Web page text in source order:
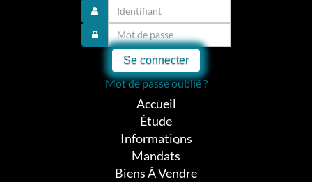
Se connecter
Mot de passe oublié ?
Accueil
Étude
Informations
Mandats
Biens À Vendre